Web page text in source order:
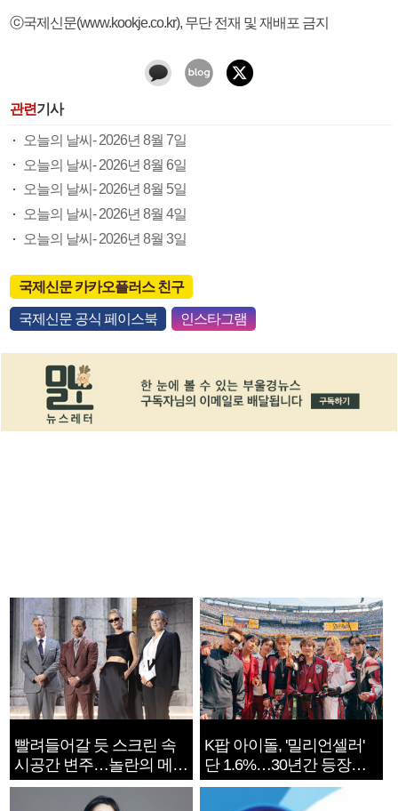
ⓒ국제신문(www.kookje.co.kr), 무단 전재 및 재배포 금지
관련기사
오늘의 날씨- 2026년 8월 7일
오늘의 날씨- 2026년 8월 6일
오늘의 날씨- 2026년 8월 5일
오늘의 날씨- 2026년 8월 4일
오늘의 날씨- 2026년 8월 3일
국제신문 카카오플러스 친구
국제신문 공식 페이스북 인스타그램
빨려들어갈 듯 스크린 속
시공간 변주…놀란의 메시
지는 ‘전쟁 속죄’
K팝 아이돌, '밀리언셀러'
단 1.6%…30년간 등장
1182개팀 전수조사